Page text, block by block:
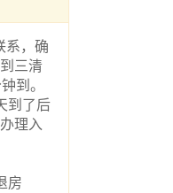
系，确
三清
到。
到了后
理入
房